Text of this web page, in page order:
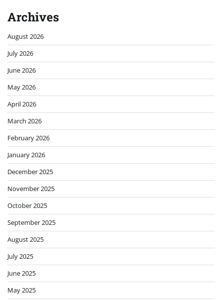
Archives
August 2026
July 2026
June 2026
May 2026
April 2026
March 2026
February 2026
January 2026
December 2025
November 2025
October 2025
September 2025
August 2025
July 2025
June 2025
May 2025